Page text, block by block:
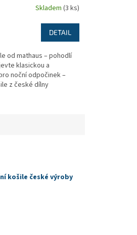
Skladem (3 ks)
DETAIL
od mathaus – pohodlí
klasickou a
noční odpočinek –
z české dílny
košile české výroby